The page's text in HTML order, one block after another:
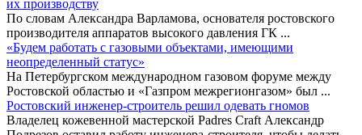
их производству
По словам Александра Варламова, основателя ростовского
производителя аппаратов высокого давления ГК ...
«Будем работать с газовыми объектами, имеющими
неопределенный статус»
На Петербургском международном газовом форуме между
Ростовской областью и «Газпром межрегионгазом» был ...
Ростовский инженер-строитель решил одевать гномов
Владелец кожевенной мастерской Padres Craft Александр